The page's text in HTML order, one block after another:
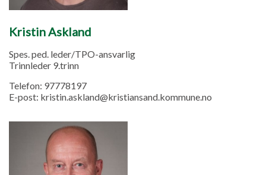
Kristin Askland
Spes. ped. leder/TPO-ansvarlig
Trinnleder 9.trinn
Telefon: 97778197
E-post: kristin.askland@kristiansand.kommune.no